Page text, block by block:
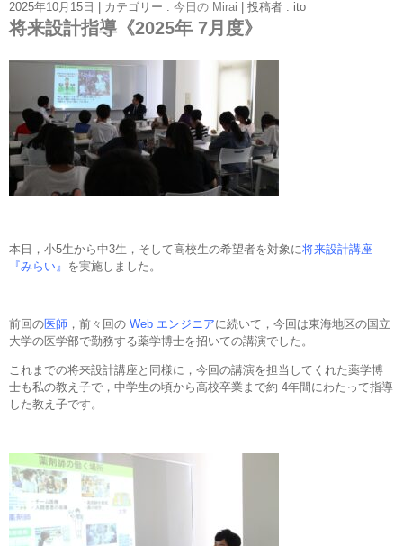
2025年10月15日 | カテゴリー : 今日の Mirai | 投稿者 : ito
将来設計指導《2025年 7月度》
本日，小5生から中3生，そして高校生の希望者を対象に将来設計講座
『みらい』 を実施しました。
前回の医師 ，前々回の Web エンジニアに続いて，今回は東海地区の国立
大学の医学部で勤務する薬学博士を招いての講演でした。
これまでの将来設計講座と同様に，今回の講演を担当してくれた薬学博
士も私の教え子で，中学生の頃から高校卒業まで約 4年間にわたって指導
した教え子です。